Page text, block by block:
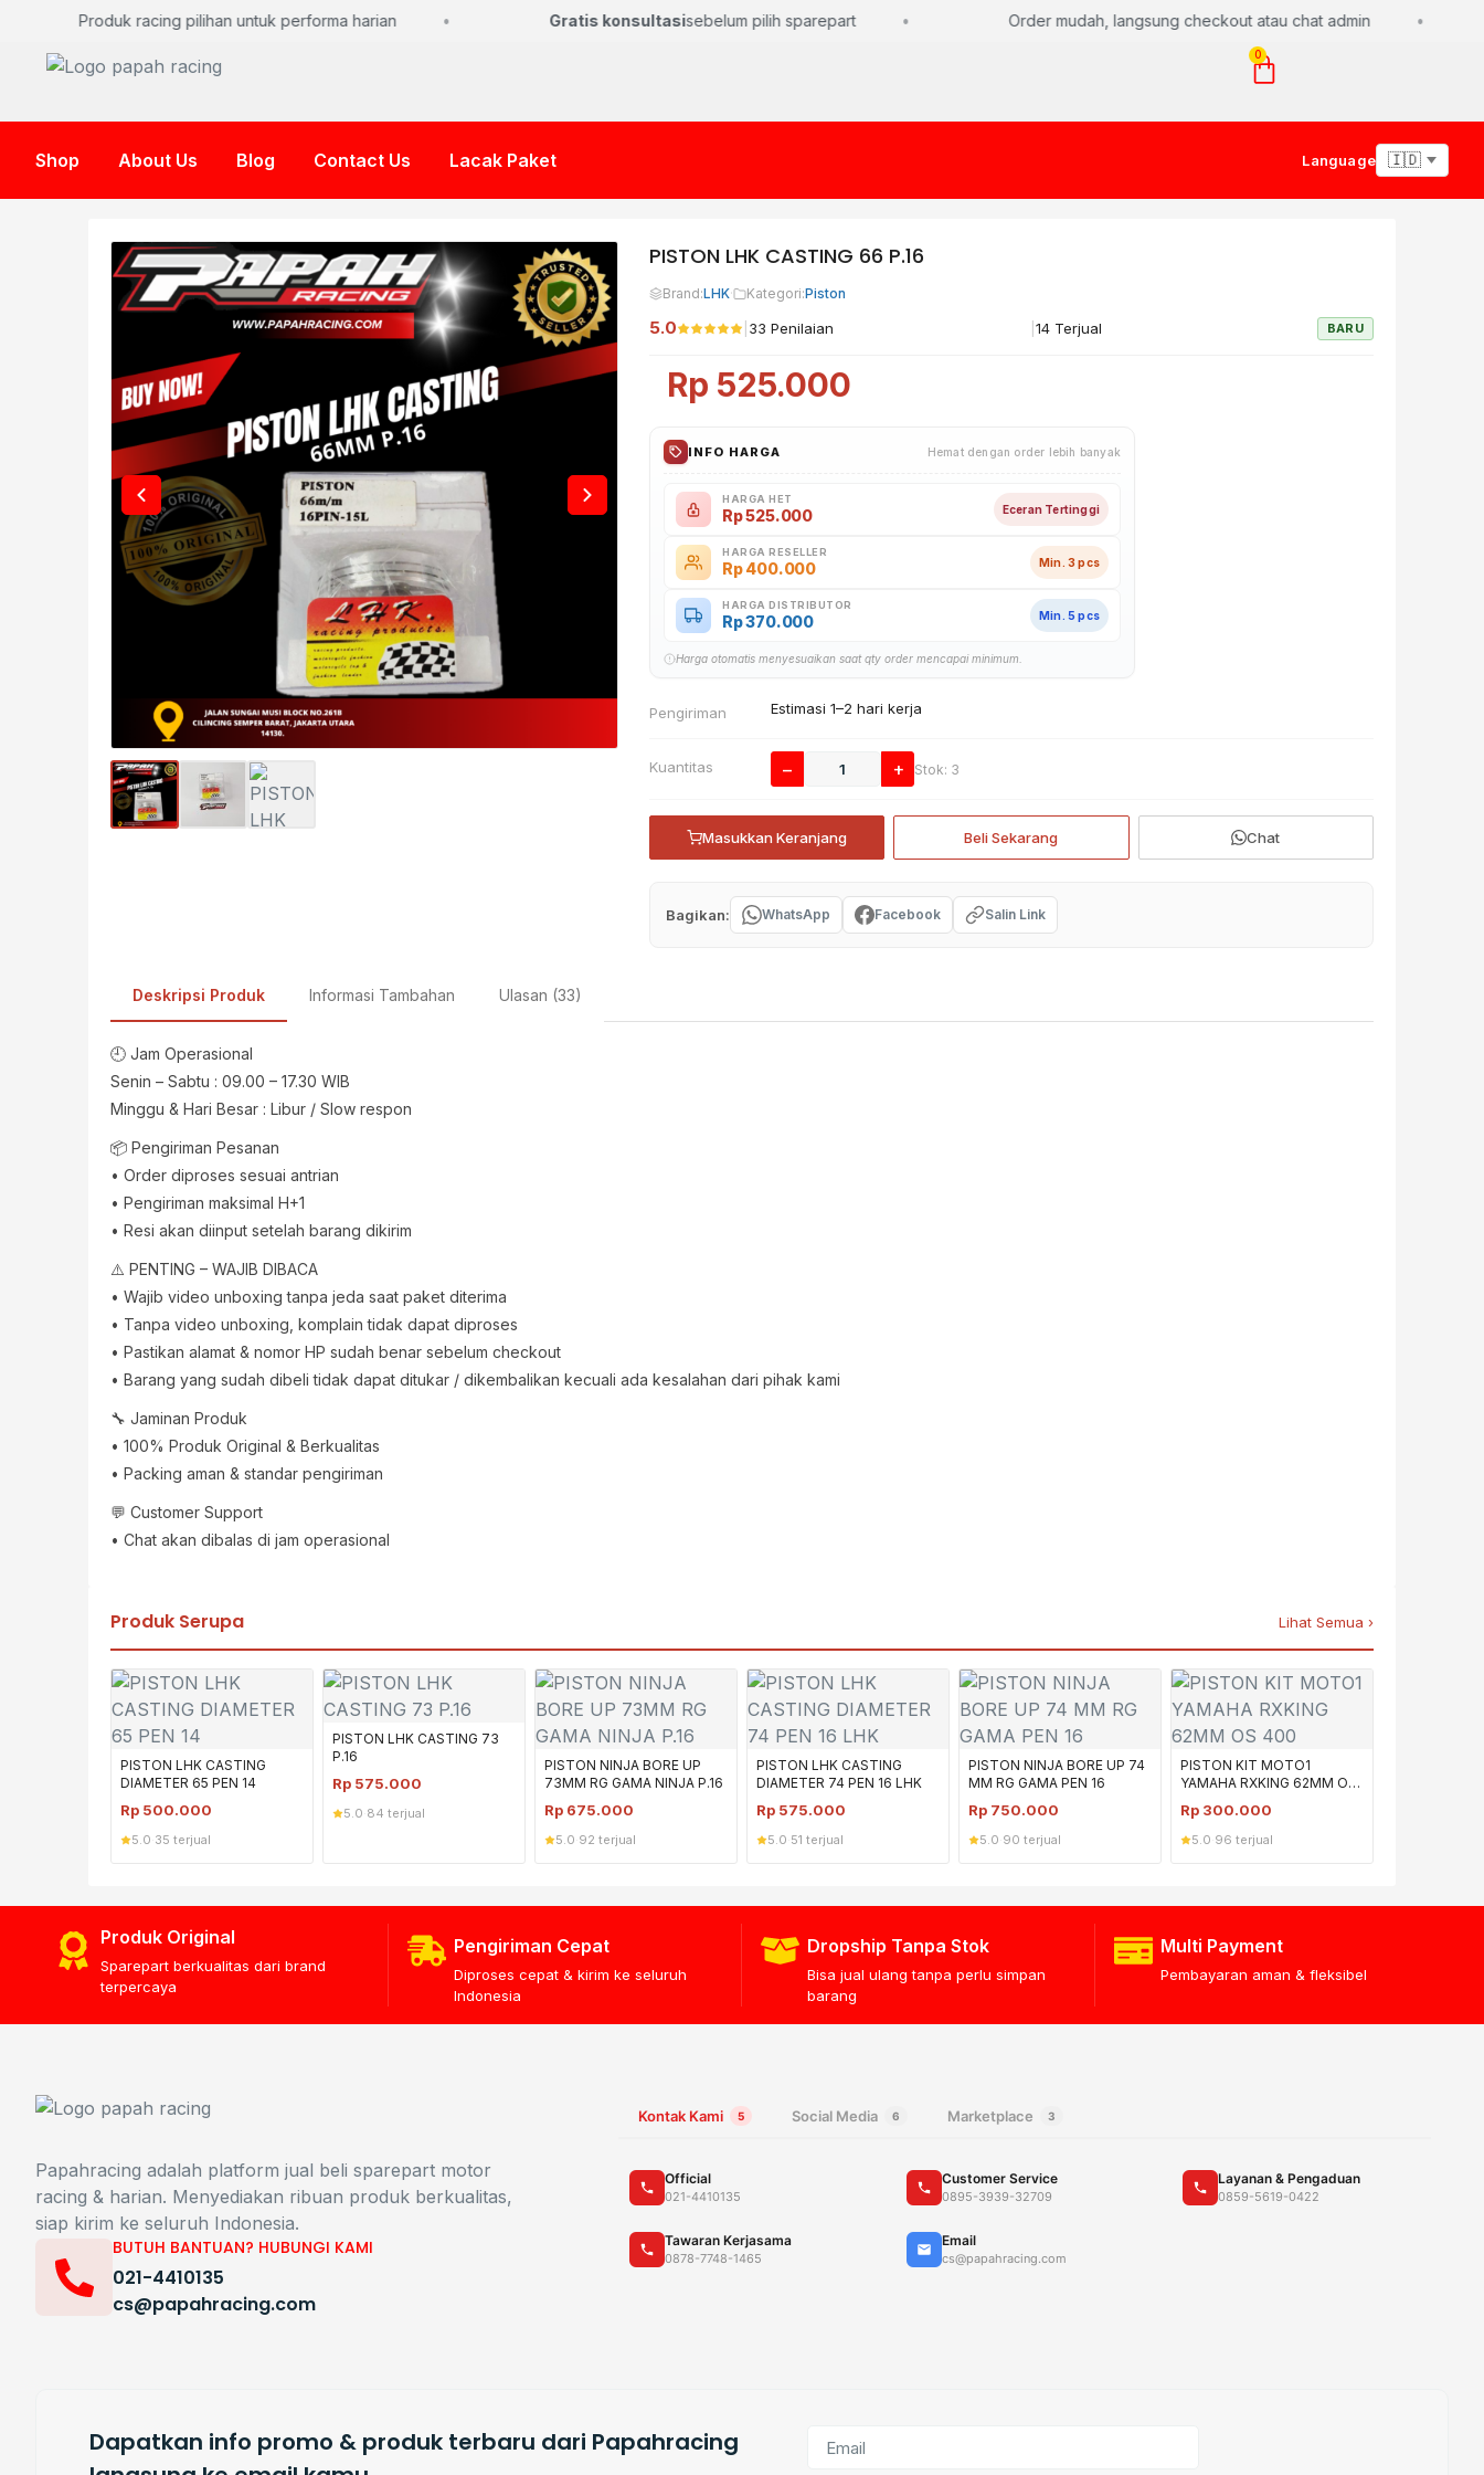
Produk racing pilihan untuk performa harian Gratis konsultasisebelum pilih sparepart Order mudah, langsung checkout atau chat admin
0
Shop About Us Blog Contact Us Lacak Paket Language
PISTON LHK CASTING 66 P.16
Brand:LHK· Kategori:Piston
5.0 33 Penilaian 14 Terjual BARU
Rp 525.000
INFO HARGA Hemat dengan order lebih banyak
HARGA HET
Rp525.000 Eceran Tertinggi
HARGA RESELLER
Rp400.000 Min. 3 pcs
HARGA DISTRIBUTOR
Rp370.000 Min. 5 pcs
Harga otomatis menyesuaikan saat qty order mencapai minimum.
Pengiriman Estimasi 1–2 hari kerja
Kuantitas − + Stok: 3
Masukkan Keranjang Beli Sekarang Chat
Bagikan: WhatsApp Facebook Salin Link
Deskripsi Produk Informasi Tambahan Ulasan (33)
🕘 Jam Operasional
Senin – Sabtu : 09.00 – 17.30 WIB
Minggu & Hari Besar : Libur / Slow respon
📦 Pengiriman Pesanan
• Order diproses sesuai antrian
• Pengiriman maksimal H+1
• Resi akan diinput setelah barang dikirim
⚠️ PENTING – WAJIB DIBACA
• Wajib video unboxing tanpa jeda saat paket diterima
• Tanpa video unboxing, komplain tidak dapat diproses
• Pastikan alamat & nomor HP sudah benar sebelum checkout
• Barang yang sudah dibeli tidak dapat ditukar / dikembalikan kecuali ada kesalahan dari pihak kami
🔧 Jaminan Produk
• 100% Produk Original & Berkualitas
• Packing aman & standar pengiriman
💬 Customer Support
• Chat akan dibalas di jam operasional
Produk Serupa Lihat Semua ›
PISTON LHK CASTING
DIAMETER 65 PEN 14
Rp 500.000
5.0 35 terjual
PISTON LHK CASTING 73
P.16
Rp 575.000
5.0 84 terjual
PISTON NINJA BORE UP
73MM RG GAMA NINJA P.16
Rp 675.000
5.0 92 terjual
PISTON LHK CASTING
DIAMETER 74 PEN 16 LHK
Rp 575.000
5.0 51 terjual
PISTON NINJA BORE UP 74
MM RG GAMA PEN 16
Rp 750.000
5.0 90 terjual
PISTON KIT MOTO1
YAMAHA RXKING 62MM OS
Rp 300.000
5.0 96 terjual
Produk Original
Sparepart berkualitas dari brand
terpercaya
Pengiriman Cepat
Diproses cepat & kirim ke seluruh
Indonesia
Dropship Tanpa Stok
Bisa jual ulang tanpa perlu simpan
barang
Multi Payment
Pembayaran aman & fleksibel
Papahracing adalah platform jual beli sparepart motor
racing & harian. Menyediakan ribuan produk berkualitas,
siap kirim ke seluruh Indonesia.
BUTUH BANTUAN? HUBUNGI KAMI
021-4410135
cs@papahracing.com
Kontak Kami 5 Social Media 6 Marketplace 3
Official
021-4410135
Customer Service
0895-3939-32709
Layanan & Pengaduan
0859-5619-0422
Tawaran Kerjasama
0878-7748-1465
Email
cs@papahracing.com
Dapatkan info promo & produk terbaru dari Papahracing